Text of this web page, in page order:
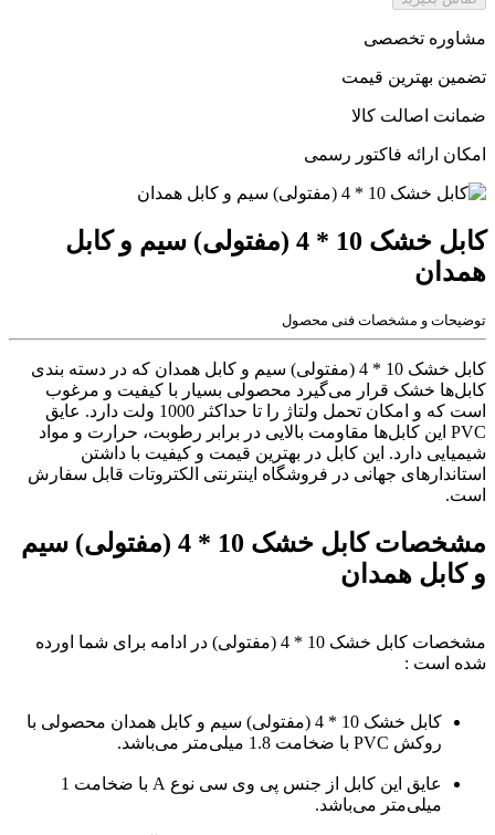
مشاوره تخصصی
تضمین بهترین قیمت
ضمانت اصالت کالا
امکان ارائه فاکتور رسمی
کابل خشک 10 * 4 (مفتولی) سیم و کابل
همدان
توضیحات و مشخصات فنی محصول
کابل خشک 10 * 4 (مفتولی) سیم و کابل همدان که در دسته بندی
کابل‌ها خشک قرار می‌گیرد محصولی بسیار با کیفیت و مرغوب
است که و امکان تحمل ولتاژ را تا حداکثر 1000 ولت دارد. عایق
PVC این کابل‌ها مقاومت بالایی در برابر رطوبت، حرارت و مواد
شیمیایی دارد. این کابل در بهترین قیمت و کیفیت با داشتن
استاندارهای جهانی در فروشگاه اینترنتی الکتروتات قابل سفارش
است.
مشخصات کابل خشک 10 * 4 (مفتولی) سیم
و کابل همدان
مشخصات کابل خشک 10 * 4 (مفتولی) در ادامه برای شما اورده
شده است :
کابل خشک 10 * 4 (مفتولی) سیم و کابل همدان محصولی با
روکش PVC با ضخامت 1.8 میلی‌متر می‌باشد.
عایق این کابل از جنس پی وی سی نوع A با ضخامت 1
میلی‌متر می‌باشد.